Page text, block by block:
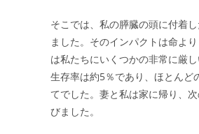
そこでは、私の膵臓の頭に付着
ました。そのインパクトは命よ
は私たちにいくつかの非常に厳
生存率は約5％であり、ほとんど
てでした。妻と私は家に帰り、
びました。